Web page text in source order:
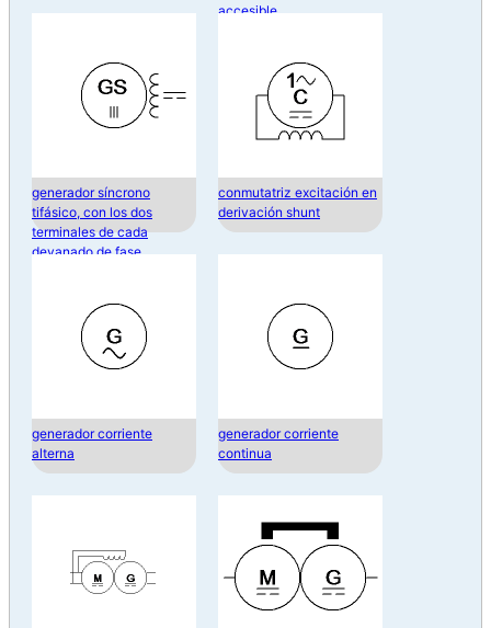
accesible
generador síncrono
tifásico, con los dos
terminales de cada
devanado de fase
conmutatriz excitación en
derivación shunt
generador corriente
alterna
generador corriente
continua